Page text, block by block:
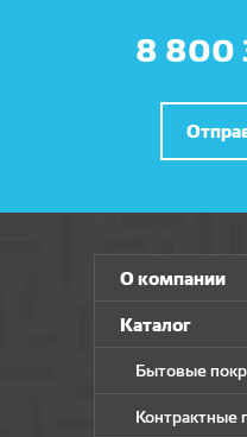
8 800
О компании
Каталог
Бытовые
Контрактные